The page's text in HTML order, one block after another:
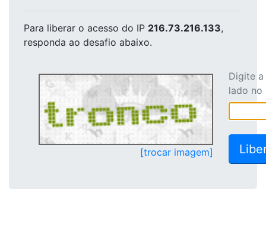
Para liberar o acesso do IP 216.73.216.133,
responda ao desafio abaixo.
[trocar imagem]
Digite
lado no